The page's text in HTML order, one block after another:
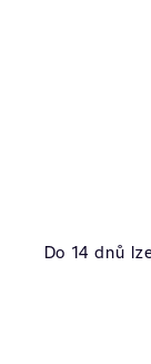
Do 14 dnů